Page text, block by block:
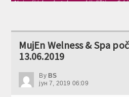
MujEn Welness & Spa
13.06.2019
By BS
јун 7, 2019 06:09